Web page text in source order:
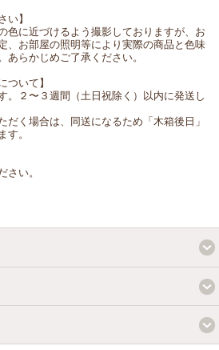
い】
色に近づけるよう撮影しておりますが、お
、お部屋の照明等により実際の商品と色味
あらかじめご了承ください。
ついて】
。２〜３週間（土日祝除く）以内に発送し
だく場合は、同送になるため「木箱後日」
す。
さい。